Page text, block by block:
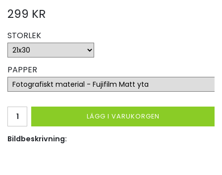
299 KR
STORLEK
PAPPER
LÄGG I VARUKORGEN
Bildbeskrivning: